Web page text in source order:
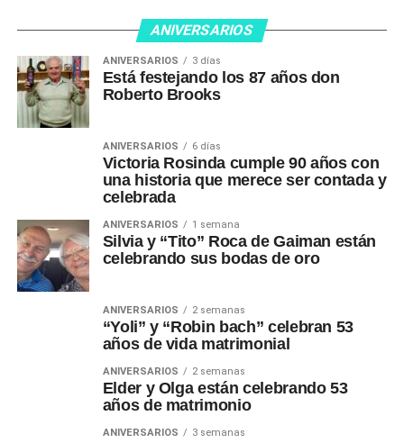
ANIVERSARIOS
ANIVERSARIOS 3 días
Está festejando los 87 años don
Roberto Brooks
ANIVERSARIOS 6 días
Victoria Rosinda cumple 90 años con
una historia que merece ser contada y
celebrada
ANIVERSARIOS 1 semana
Silvia y “Tito” Roca de Gaiman están
celebrando sus bodas de oro
ANIVERSARIOS 2 semanas
“Yoli” y “Robin bach” celebran 53
años de vida matrimonial
ANIVERSARIOS 2 semanas
Elder y Olga están celebrando 53
años de matrimonio
ANIVERSARIOS 3 semanas